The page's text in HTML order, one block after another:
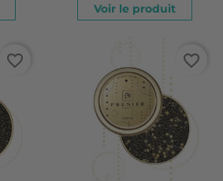
Voir le produit
favorite_border favorite_border